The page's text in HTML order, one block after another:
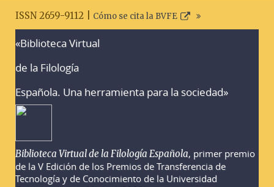
ISSN 2659-9112 | Cómo se cita la BVFE
«Biblioteca Virtual
de la Filología
Española. Una herramienta para la sociedad»
Biblioteca Virtual de la Filología Española, primer premio
de la V Edición de los Premios de Transferencia de
Tecnología y de Conocimiento de la Universidad